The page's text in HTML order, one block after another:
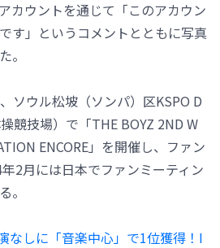
カウントを通じて「このアカウン
す」というコメントとともに写真
。
ソウル松坡（ソンパ）区KSPO D
競技場）で「THE BOYZ 2ND W
ENCORE」を開催し、ファン
2月には日本でファンミーティン
。
なしに「音楽中心」で1位獲得！I